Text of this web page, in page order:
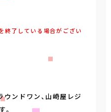
終了している場合がござい
ウンドワン、山崎屋レジ
。